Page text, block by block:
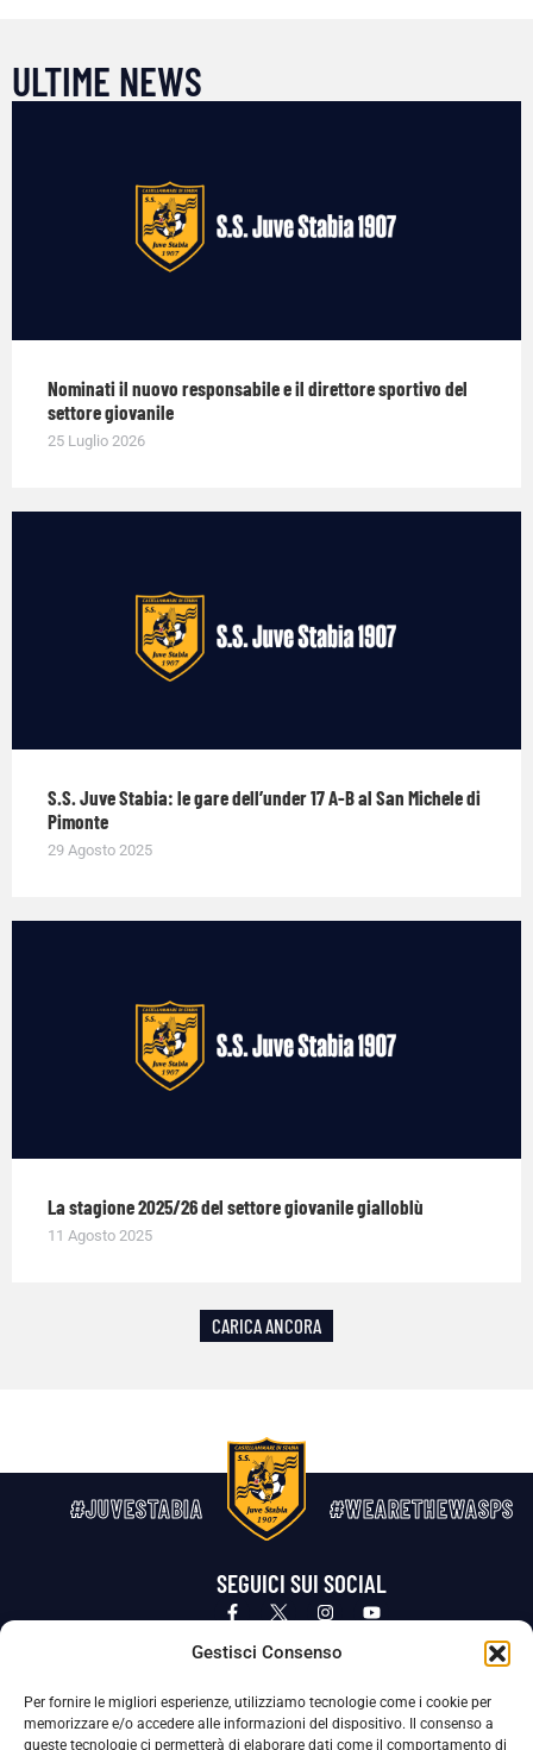
Gestisci Consenso
Per fornire le migliori esperienze, utilizziamo tecnologie come i cookie per
memorizzare e/o accedere alle informazioni del dispositivo. Il consenso a
queste tecnologie ci permetterà di elaborare dati come il comportamento di
ULTIME NEWS
Nominati il nuovo responsabile e il direttore sportivo del
settore giovanile
25 Luglio 2026
S.S. Juve Stabia: le gare dell’under 17 A-B al San Michele di
Pimonte
29 Agosto 2025
La stagione 2025/26 del settore giovanile gialloblù
11 Agosto 2025
CARICA ANCORA
#JUVESTABIA #WEARETHEWASPS
SEGUICI SUI SOCIAL
Privacy Policy Cookie Policy
La Società ha nominato il Responsabile della Protezione dei Dati Personali (DPO), figura specializzata che vigila sulle modalità
adottate dalla nostra Società per tutelare i Suoi dati personali.